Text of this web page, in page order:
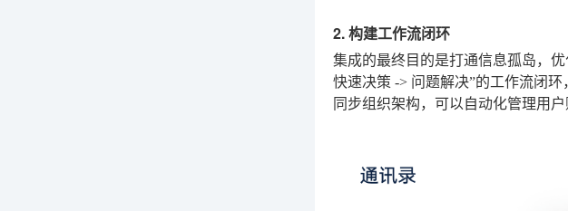
2. 构建工作流闭环
集成的最终目的是打通信息孤岛，
快速决策 -> 问题解决”的工作流闭
同步组织架构，可以自动化管理用